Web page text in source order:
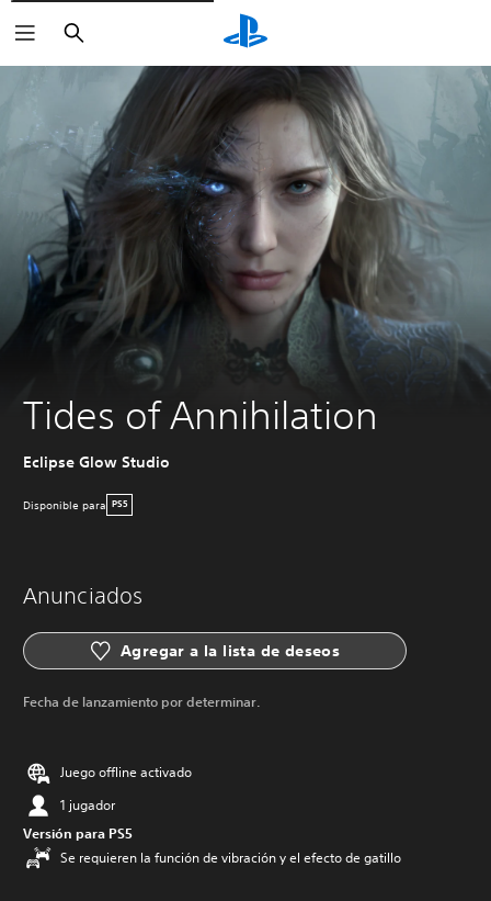
Buscar
Tides of Annihilation
Eclipse Glow Studio
Disponible para PS5
Anunciados
Agregar a la lista de deseos
Fecha de lanzamiento por determinar.
Juego offline activado
1 jugador
Versión para PS5
Se requieren la función de vibración y el efecto de gatillo